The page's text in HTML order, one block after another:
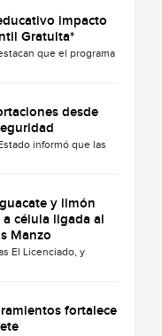
impacto
Gratuita*
que el programa
desde
informó que las
y limón
célula ligada al
Manzo
El Licenciado, y
fortalece